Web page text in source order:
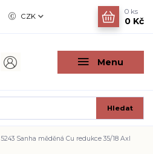
Menu
CZK
Hledat
0 ks
0 Kč
5243 Sanha měděná Cu redukce 35/18 AxI